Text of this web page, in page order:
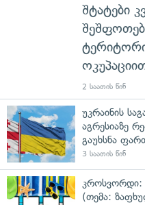
შტატები
2 საათის წინ
უკრაინის
აგრესიაზე
გაუხსნა
3 საათის წინ
კროსვორდი:
(თემა: